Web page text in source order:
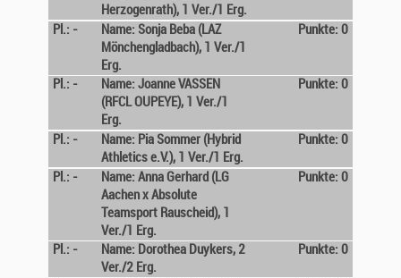
Herzogenrath), 1 Ver./1 Erg.
Pl.: -
Name: Sonja Beba (LAZ
Mönchengladbach), 1 Ver./1
Erg.
Punkte: 0
Pl.: -
Name: Joanne VASSEN
(RFCL OUPEYE), 1 Ver./1
Erg.
Punkte: 0
Pl.: -
Name: Pia Sommer (Hybrid
Athletics e.V.), 1 Ver./1 Erg.
Punkte: 0
Pl.: -
Name: Anna Gerhard (LG
Aachen x Absolute
Teamsport Rauscheid), 1
Ver./1 Erg.
Punkte: 0
Pl.: -
Name: Dorothea Duykers, 2
Ver./2 Erg.
Punkte: 0